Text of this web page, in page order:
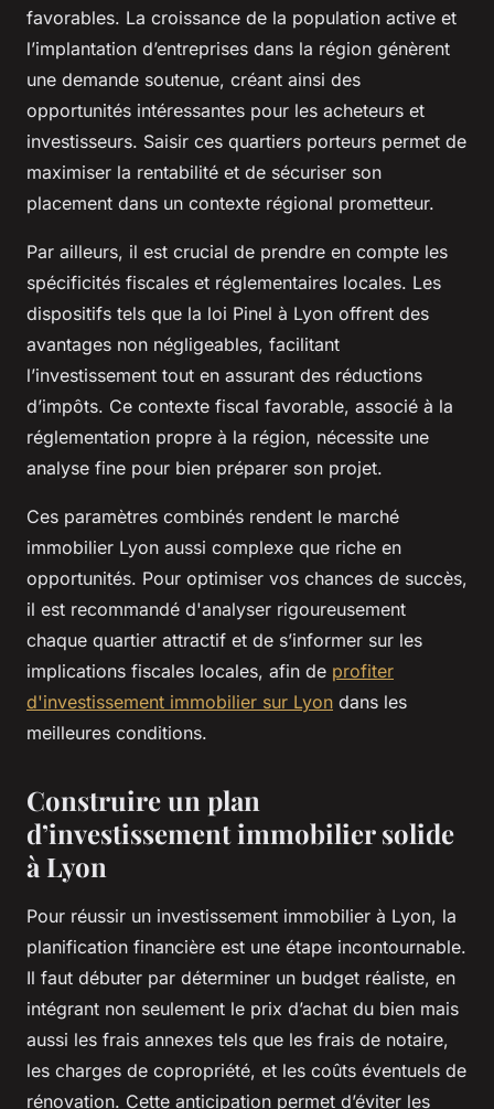
favorables. La croissance de la population active et
l’implantation d’entreprises dans la région génèrent
une demande soutenue, créant ainsi des
opportunités intéressantes pour les acheteurs et
investisseurs. Saisir ces quartiers porteurs permet de
maximiser la rentabilité et de sécuriser son
placement dans un contexte régional prometteur.
Par ailleurs, il est crucial de prendre en compte les
spécificités fiscales et réglementaires locales. Les
dispositifs tels que la loi Pinel à Lyon offrent des
avantages non négligeables, facilitant
l’investissement tout en assurant des réductions
d’impôts. Ce contexte fiscal favorable, associé à la
réglementation propre à la région, nécessite une
analyse fine pour bien préparer son projet.
Ces paramètres combinés rendent le marché
immobilier Lyon aussi complexe que riche en
opportunités. Pour optimiser vos chances de succès,
il est recommandé d'analyser rigoureusement
chaque quartier attractif et de s’informer sur les
implications fiscales locales, afin de profiter
d'investissement immobilier sur Lyon dans les
meilleures conditions.
Construire un plan
d’investissement immobilier solide
à Lyon
Pour réussir un investissement immobilier à Lyon, la
planification financière est une étape incontournable.
Il faut débuter par déterminer un budget réaliste, en
intégrant non seulement le prix d’achat du bien mais
aussi les frais annexes tels que les frais de notaire,
les charges de copropriété, et les coûts éventuels de
rénovation. Cette anticipation permet d’éviter les